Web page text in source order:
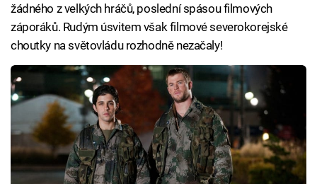
žádného z velkých hráčů, poslední spásou filmových
záporáků. Rudým úsvitem však filmové severokorejské
choutky na světovládu rozhodně nezačaly!